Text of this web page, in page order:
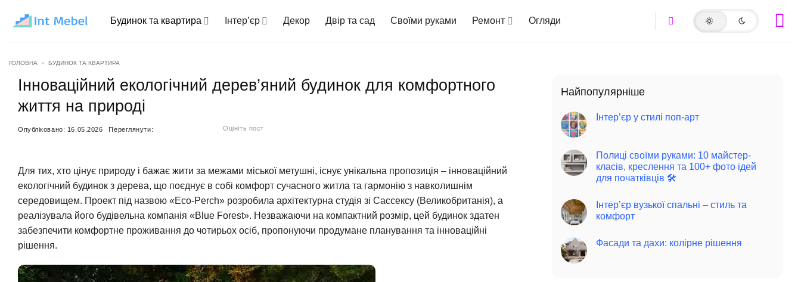
Будинок та квартира
Інтер’єр Декор Двір та сад Своїми руками Ремонт Огляди
ГОЛОВНА » БУДИНОК ТА КВАРТИРА
Інноваційний екологічний дерев’яний будинок для комфортного
життя на природі
Опубліковано: 16.05.2026 Переглянути: Оцініть пост
Для тих, хто цінує природу і бажає жити за межами міської метушні, існує унікальна пропозиція – інноваційний
екологічний будинок з дерева, що поєднує в собі комфорт сучасного житла та гармонію з навколишнім
середовищем. Проект під назвою «Eco-Perch» розробила архітектурна студія зі Сассексу (Великобританія), а
реалізувала його будівельна компанія «Blue Forest». Незважаючи на компактний розмір, цей будинок здатен
забезпечити комфортне проживання до чотирьох осіб, пропонуючи продумане планування та інноваційні
рішення.
Найпопулярніше
Інтер’єр у стилі поп-арт
Полиці своїми руками: 10 майстер-
класів, креслення та 100+ фото ідей
для початківців 🛠️
Інтер’єр вузької спальні – стиль та
комфорт
Фасади та дахи: колірне рішення